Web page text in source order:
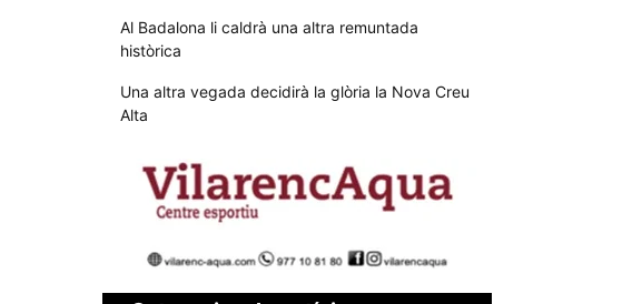
Al Badalona li caldrà una altra remuntada
històrica
Una altra vegada decidirà la glòria la Nova Creu
Alta